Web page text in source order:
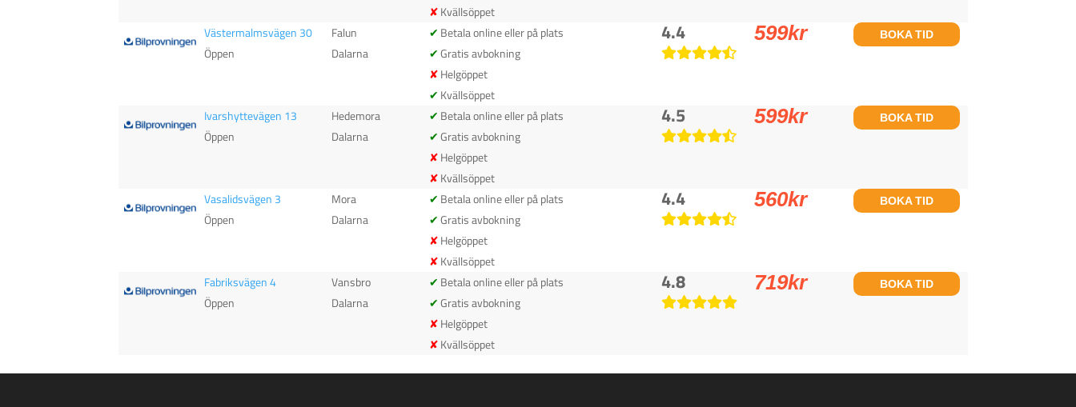
Kvällsöppet
Västermalmsvägen 30
Öppen
Falun
Dalarna
Betala online eller på plats
Gratis avbokning
Helgöppet
Kvällsöppet
4.4 599kr BOKA TID
Ivarshyttevägen 13
Öppen
Hedemora
Dalarna
Betala online eller på plats
Gratis avbokning
Helgöppet
Kvällsöppet
4.5 599kr BOKA TID
Vasalidsvägen 3
Öppen
Mora
Dalarna
Betala online eller på plats
Gratis avbokning
Helgöppet
Kvällsöppet
4.4 560kr BOKA TID
Fabriksvägen 4
Öppen
Vansbro
Dalarna
Betala online eller på plats
Gratis avbokning
Helgöppet
Kvällsöppet
4.8 719kr BOKA TID